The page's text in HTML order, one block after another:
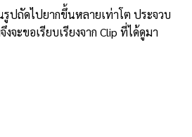
ปถัดไปยากขึ้นหลายเท่าโต ประจวบ
ะขอเรียบเรียงจาก Clip ที่ได้ดูมา